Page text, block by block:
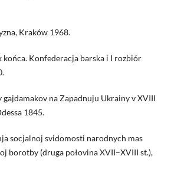
Kraków 1968.
końca. Konfederacja barska i I rozbiór
gajdamakov na Zapadnuju Ukrainy v XVIII
1845.
socjalnoj svidomosti narodnych mas
borotby (druga połovina XVII–XVIII st.),